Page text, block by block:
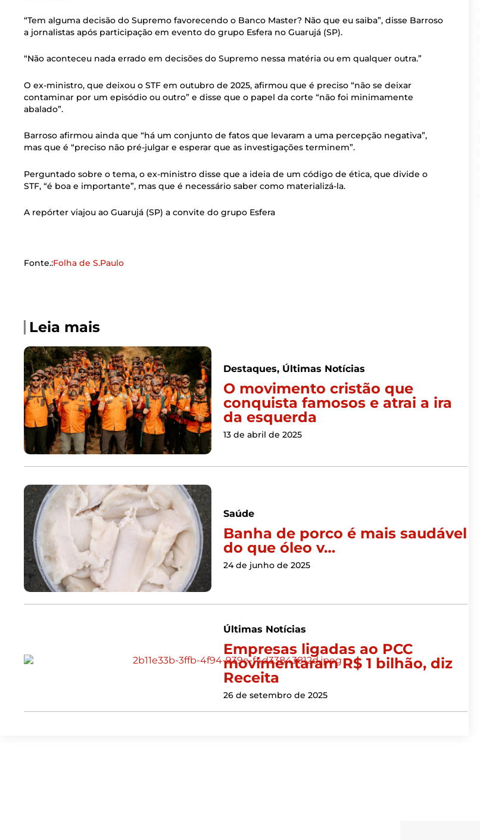
“Tem alguma decisão do Supremo favorecendo o Banco Master? Não que eu saiba”, disse Barroso
a jornalistas após participação em evento do grupo Esfera no Guarujá (SP).
“Não aconteceu nada errado em decisões do Supremo nessa matéria ou em qualquer outra.”
O ex-ministro, que deixou o STF em outubro de 2025, afirmou que é preciso “não se deixar
contaminar por um episódio ou outro” e disse que o papel da corte “não foi minimamente
abalado”.
Barroso afirmou ainda que “há um conjunto de fatos que levaram a uma percepção negativa”,
mas que é “preciso não pré-julgar e esperar que as investigações terminem”.
Perguntado sobre o tema, o ex-ministro disse que a ideia de um código de ética, que divide o
STF, “é boa e importante”, mas que é necessário saber como materializá-la.
A repórter viajou ao Guarujá (SP) a convite do grupo Esfera
Fonte.:Folha de S.Paulo
Leia mais
Destaques, Últimas Notícias
O movimento cristão que
conquista famosos e atrai a ira
da esquerda
13 de abril de 2025
Saúde
Banha de porco é mais saudável
do que óleo v…
24 de junho de 2025
Últimas Notícias
Empresas ligadas ao PCC
movimentaram R$ 1 bilhão, diz
Receita
26 de setembro de 2025